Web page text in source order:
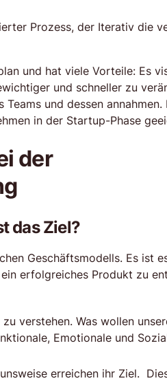
Prozess, der Iterativ die
und hat viele Vorteile: Es
und schneller zu
und dessen annahmen.
in der Startup-Phase
der
das Ziel?
Geschäftsmodells. Es ist
erfolgreiches Produkt zu
verstehen. Was wollen
Emotionale und
erreichen ihr Ziel.